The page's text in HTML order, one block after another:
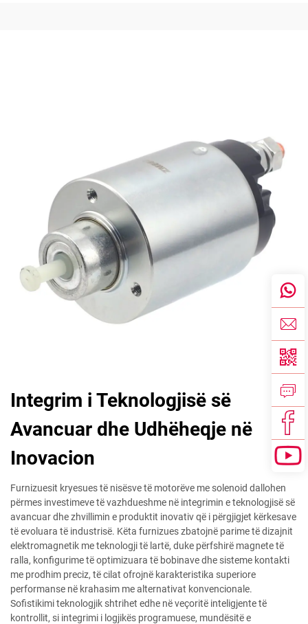
Integrim i Teknologjisë së
Avancuar dhe Udhëheqje në
Inovacion
Furnizuesit kryesues të nisësve të motorëve me solenoid dallohen
përmes investimeve të vazhdueshme në integrimin e teknologjisë së
avancuar dhe zhvillimin e produktit inovativ që i përgjigjet kërkesave
të evoluara të industrisë. Këta furnizues zbatojnë parime të dizajnit
elektromagnetik me teknologji të lartë, duke përfshirë magnete të
ralla, konfigurime të optimizuara të bobinave dhe sisteme kontakti
me prodhim preciz, të cilat ofrojnë karakteristika superiore
performanse në krahasim me alternativat konvencionale.
Sofistikimi teknologjik shtrihet edhe në veçoritë inteligjente të
kontrollit, si integrimi i logjikës programuese, mundësitë e